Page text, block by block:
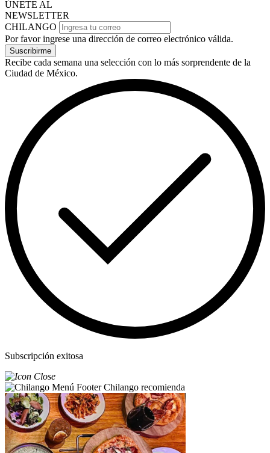
ÚNETE AL
NEWSLETTER
CHILANGO
Por favor ingrese una dirección de correo electrónico válida.
Suscribirme
Recibe cada semana una selección con lo más sorprendente de la
Ciudad de México.
Subscripción exitosa
Chilango recomienda